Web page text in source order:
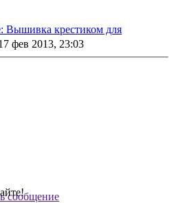
Вышивка крестиком для
фев 2013, 23:03